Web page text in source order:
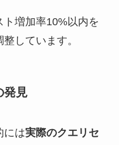
増加率10%以内を
しています。
発見
には実際のクエリセ